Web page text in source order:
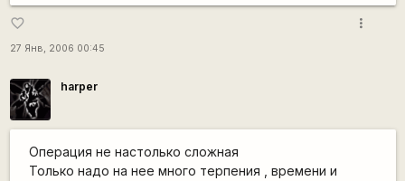
favorite_border
27 Янв, 2006 00:45
more_vert
harper
Операция не настолько сложная
Только надо на нее много терпения , времени и